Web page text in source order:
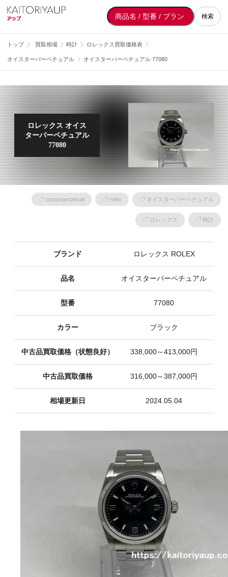
検索
トップ 買取相場 時計 ロレックス買取価格表
オイスターパーペチュアル オイスターパーペチュアル 77080
ロレックス オイス
ターパーペチュアル
77080
oysterperpetual rolex オイスターパーペチュアル
ロレックス 時計
ブランド ロレックス ROLEX
品名 オイスターパーペチュアル
型番 77080
カラー ブラック
中古品買取価格（状態良好） 338,000～413,000円
中古品買取価格 316,000～387,000円
相場更新日 2024.05.04